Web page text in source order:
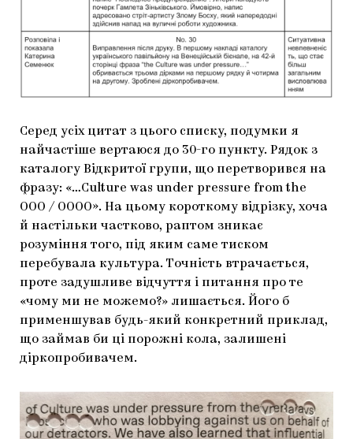
Серед усіх цитат з цього списку, подумки я
найчастіше вертаюся до 30-го пункту. Рядок з
каталогу Відкритої групи, що перетворився на
фразу: «…Culture was under pressure from the
OOO / ОООО». На цьому короткому відрізку, хоча
й настільки частково, раптом зникає
розуміння того, під яким саме тиском
перебувала культура. Точність втрачається,
проте задушливе відчуття і питання про те
«чому ми не можемо?» лишається. Його б
применшував будь-який конкретний приклад,
що займав би ці порожні кола, залишені
діркопробивачем.